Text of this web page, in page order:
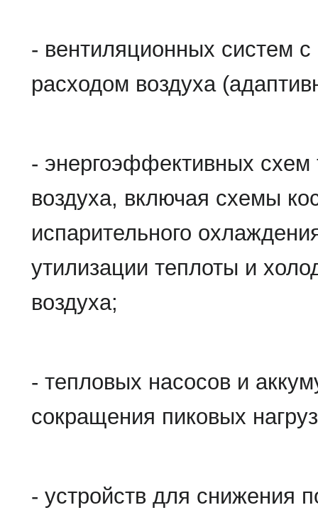
- вентиляционных систем
расходом воздуха
- энергоэффективных схем
воздуха, включая схемы
испарительного
утилизации теплоты и
воздуха;
- тепловых насосов и
сокращения пиковых
- устройств для снижения